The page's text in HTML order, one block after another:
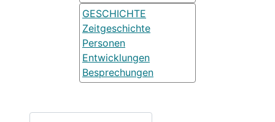
GESCHICHTE
Zeitgeschichte
Personen
Entwicklungen
Besprechungen